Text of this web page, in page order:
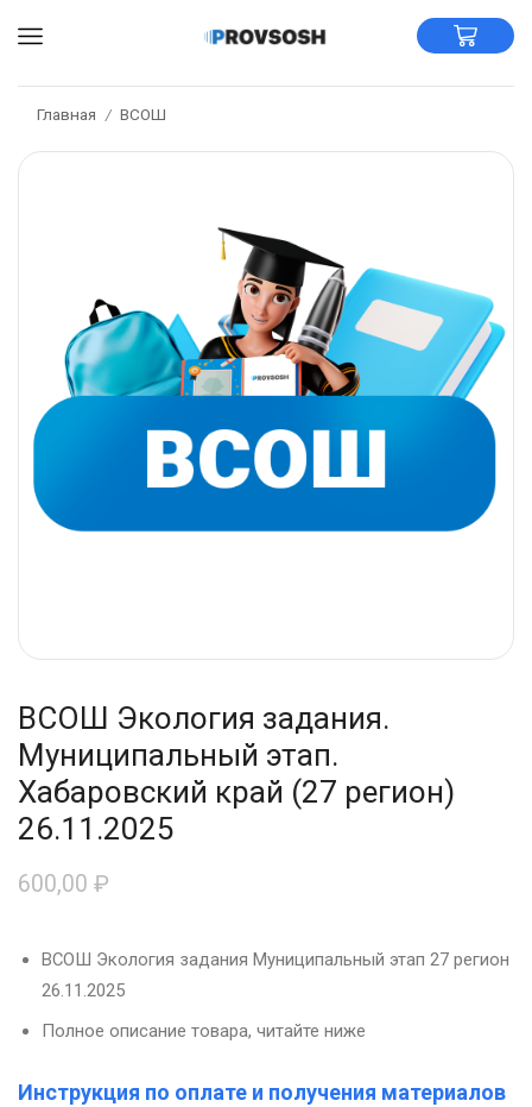
Главная / ВСОШ
ВСОШ Экология задания.
Муниципальный этап.
Хабаровский край (27 регион)
26.11.2025
600,00 ₽
ВСОШ Экология задания Муниципальный этап 27 регион
26.11.2025
Полное описание товара, читайте ниже
Инструкция по оплате и получения материалов